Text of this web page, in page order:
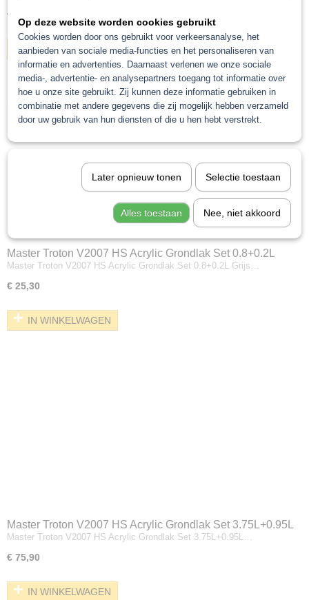
€ 95,58
IN WINKELWAGEN
Master Troton V2007 HS Acrylic Grondlak Set 0.8+0.2L
Grijs
Master Troton V2007 HS Acrylic Grondlak Set 0.8+0.2L Grijs…
€ 25,30
IN WINKELWAGEN
Master Troton V2007 HS Acrylic Grondlak Set 3.75L+0.95L
Grijs
Master Troton V2007 HS Acrylic Grondlak Set 3.75L+0.95L…
€ 75,90
IN WINKELWAGEN
Op deze website worden cookies gebruikt
Cookies worden door ons gebruikt voor verkeersanalyse, het
aanbieden van sociale media-functies en het personaliseren van
informatie en advertenties. Daarnaast verlenen we onze sociale
media-, advertentie- en analysepartners toegang tot informatie over
hoe u onze site gebruikt. Zij kunnen deze informatie gebruiken in
combinatie met andere gegevens die zij mogelijk hebben verzameld
door uw gebruik van hun diensten of die u hen hebt verstrekt.
Later opnieuw tonen Selectie toestaan
Alles toestaan Nee, niet akkoord